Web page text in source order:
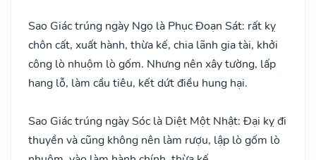
Sao Giác trúng ngày Ngọ là Phục Đoạn Sát: rất kỵ
chôn cất, xuất hành, thừa kế, chia lãnh gia tài, khởi
công lò nhuộm lò gốm. Nhưng nên xây tường, lấp
hang lỗ, làm cầu tiêu, kết dứt điều hung hại.
Sao Giác trúng ngày Sóc là Diệt Một Nhật: Đại kỵ đi
thuyền và cũng không nên làm rượu, lập lò gốm lò